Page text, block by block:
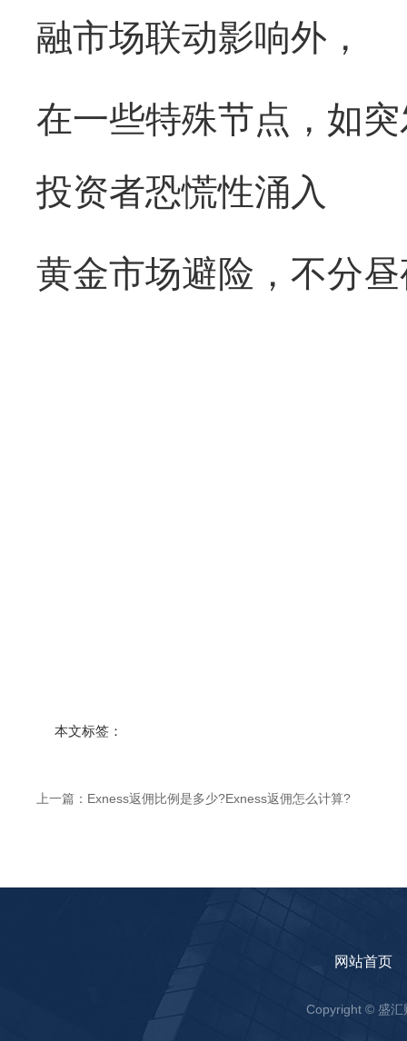
融市场联动影响外，
在一些特殊节点，如
投资者恐慌性涌入
黄金市场避险，不分
本文标签：
上一篇： Exness返佣比例是多少?Exness返佣怎么计算?
网站首页
Copyright © 盛